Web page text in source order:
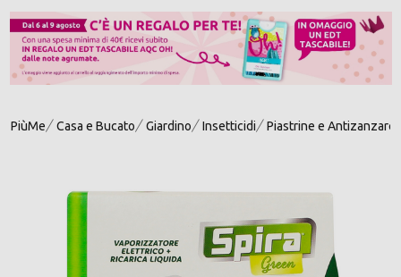
PiùMe Casa e Bucato Giardino Insetticidi Piastrine e Antizanzare